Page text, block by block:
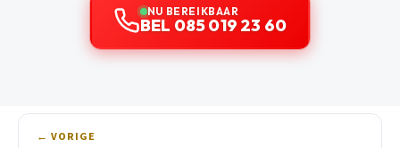
NU BEREIKBAAR
BEL 085 019 23 60
← VORIGE